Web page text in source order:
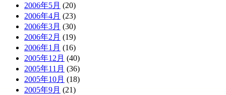
2006年5月 (20)
2006年4月 (23)
2006年3月 (30)
2006年2月 (19)
2006年1月 (16)
2005年12月 (40)
2005年11月 (36)
2005年10月 (18)
2005年9月 (21)